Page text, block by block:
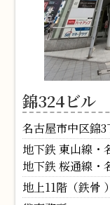
錦324ビル
名古屋市中区錦
地下鉄 東山線・
地下鉄 桜通線・
地上11階（鉄骨 ）